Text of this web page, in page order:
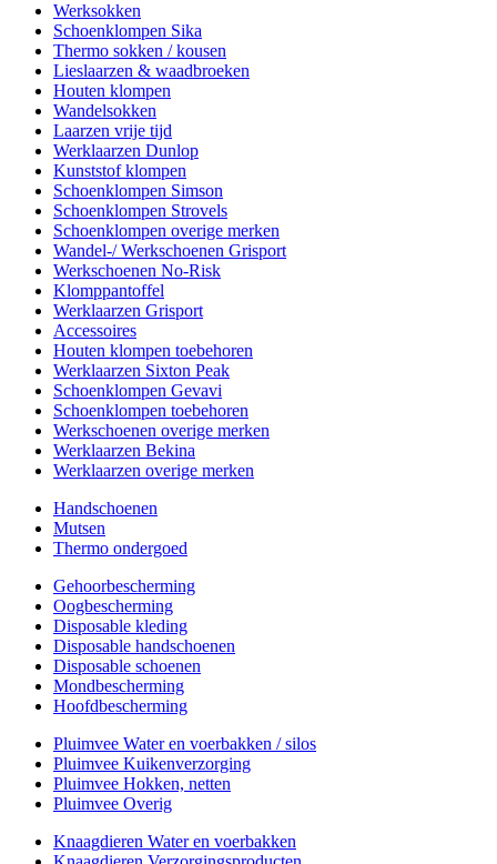
Werksokken
Schoenklompen Sika
Thermo sokken / kousen
Lieslaarzen & waadbroeken
Houten klompen
Wandelsokken
Laarzen vrije tijd
Werklaarzen Dunlop
Kunststof klompen
Schoenklompen Simson
Schoenklompen Strovels
Schoenklompen overige merken
Wandel-/ Werkschoenen Grisport
Werkschoenen No-Risk
Klomppantoffel
Werklaarzen Grisport
Accessoires
Houten klompen toebehoren
Werklaarzen Sixton Peak
Schoenklompen Gevavi
Schoenklompen toebehoren
Werkschoenen overige merken
Werklaarzen Bekina
Werklaarzen overige merken
Handschoenen
Mutsen
Thermo ondergoed
Gehoorbescherming
Oogbescherming
Disposable kleding
Disposable handschoenen
Disposable schoenen
Mondbescherming
Hoofdbescherming
Pluimvee Water en voerbakken / silos
Pluimvee Kuikenverzorging
Pluimvee Hokken, netten
Pluimvee Overig
Knaagdieren Water en voerbakken